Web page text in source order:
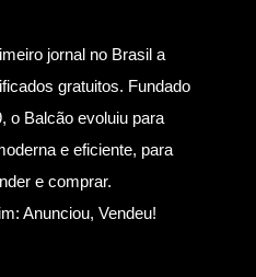
jornal no Brasil a
gratuitos. Fundado
o Balcão evoluiu para
e eficiente, para
e comprar.
Anunciou, Vendeu!